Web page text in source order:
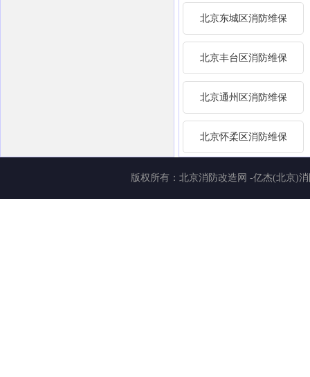
北京东城区消防维保
北京丰台区消防维保
北京通州区消防维保
北京怀柔区消防维保
版权所有： 北京消防改造网 -亿杰(北京)